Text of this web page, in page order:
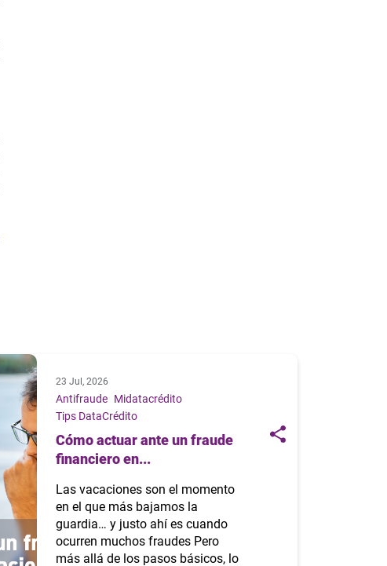
23 Jul, 2026
Antifraude Midatacrédito
Tips DataCrédito
Cómo actuar ante un fraude
financiero en...
Las vacaciones son el momento
en el que más bajamos la
guardia… y justo ahí es cuando
ocurren muchos fraudes Pero
más allá de los pasos básicos, lo